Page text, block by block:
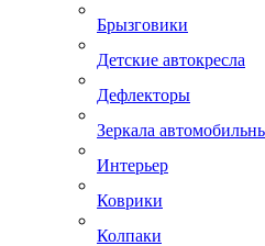
Брызговики
Детские автокресла
Дефлекторы
Зеркала
Интерьер
Коврики
Колпаки